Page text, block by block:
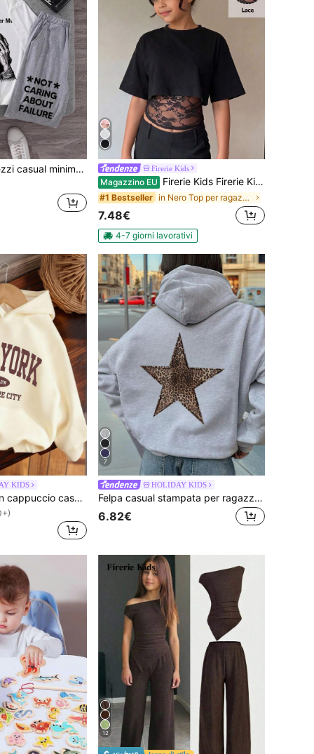
maniche corte con girocollo e pantaloncini, con motivo a cartoni animati, adatto per l'estate
Firerie Kids
Magazzino EU Firerie Kids Firerie Kids Moda per ragazze pre-adolescenti Autunno Estate Ritorno a scuola Casual Design 2-in-1 Pizzo nero Patchwork 2 in 1 Maglietta a maniche corte Estate Y2k
#1 Bestseller in Nero Top per ragazze adolescenti
7.48€
4-7 giorni lavorativi
KIDS
1 pezzo Felpa con cappuccio casual stampata per ragazze pre-adolescenti, top a maniche lunghe con fodera termica spessa per studenti e giovani, felpa senza tempo adatta per uso quotidiano
7
HOLIDAY KIDS
Felpa casual stampata per ragazze pre-adolescenti, adatta per ragazze e bambini, essenziale per gli studenti in autunno e inverno, adatta per bambini piccoli, stile con maniche lunghe e fodera termica ispessita, stampa leopardata con motivo a stelle, progettata specificamente per i sognatori che inseguono la luce delle stelle!
6.82€
12